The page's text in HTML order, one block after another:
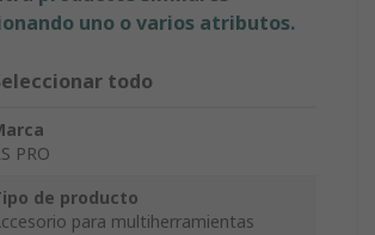
uno o varios atributos.
todo
PRO
de producto
para multiherramientas